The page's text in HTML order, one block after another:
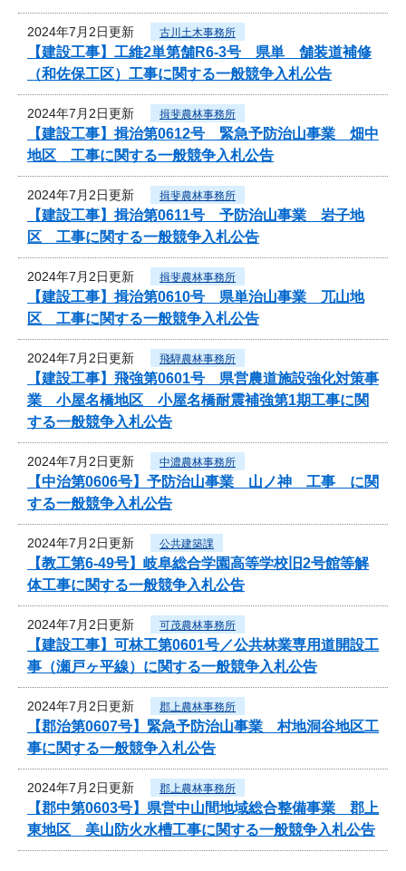
2024年7月2日更新 古川土木事務所
【建設工事】工維2単第舗R6-3号 県単 舗装道補修
（和佐保工区）工事に関する一般競争入札公告
2024年7月2日更新 揖斐農林事務所
【建設工事】揖治第0612号 緊急予防治山事業 畑中
地区 工事に関する一般競争入札公告
2024年7月2日更新 揖斐農林事務所
【建設工事】揖治第0611号 予防治山事業 岩子地
区 工事に関する一般競争入札公告
2024年7月2日更新 揖斐農林事務所
【建設工事】揖治第0610号 県単治山事業 兀山地
区 工事に関する一般競争入札公告
2024年7月2日更新 飛騨農林事務所
【建設工事】飛強第0601号 県営農道施設強化対策事
業 小屋名橋地区 小屋名橋耐震補強第1期工事に関
する一般競争入札公告
2024年7月2日更新 中濃農林事務所
【中治第0606号】予防治山事業 山ノ神 工事 に関
する一般競争入札公告
2024年7月2日更新 公共建築課
【教工第6-49号】岐阜総合学園高等学校旧2号館等解
体工事に関する一般競争入札公告
2024年7月2日更新 可茂農林事務所
【建設工事】可林工第0601号／公共林業専用道開設工
事（瀬戸ヶ平線）に関する一般競争入札公告
2024年7月2日更新 郡上農林事務所
【郡治第0607号】緊急予防治山事業 村地洞谷地区工
事に関する一般競争入札公告
2024年7月2日更新 郡上農林事務所
【郡中第0603号】県営中山間地域総合整備事業 郡上
東地区 美山防火水槽工事に関する一般競争入札公告